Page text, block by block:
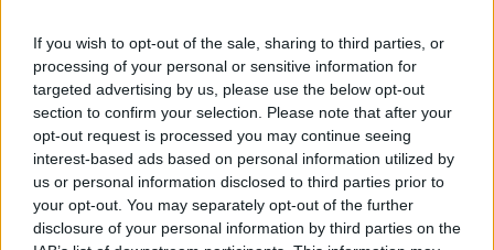
If you wish to opt-out of the sale, sharing to third parties, or
processing of your personal or sensitive information for
targeted advertising by us, please use the below opt-out
section to confirm your selection. Please note that after your
opt-out request is processed you may continue seeing
interest-based ads based on personal information utilized by
us or personal information disclosed to third parties prior to
your opt-out. You may separately opt-out of the further
disclosure of your personal information by third parties on the